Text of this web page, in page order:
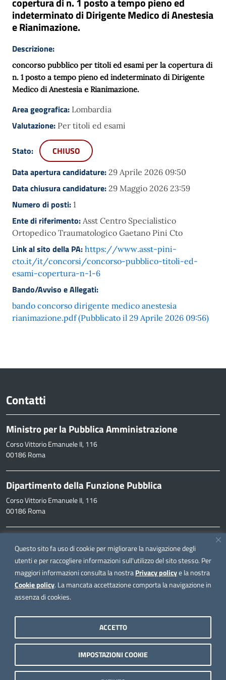
Questo sito fa uso di cookie per migliorare la navigazione degli
utenti e per raccogliere informazioni sull'utilizzo del sito stesso. Per
maggiori informazioni consulta la nostraPrivacy policye la nostra
Cookie policy. La mancata accettazione comporta la navigazione in
assenza di cookies.
IMPOSTAZIONI COOKIE
ACCETTO
indeterminato di Dirigente Medico di Anestesia
e Rianimazione.
Descrizione:
concorso pubblico per titoli ed esami per la copertura di
n. 1 posto a tempo pieno ed indeterminato di Dirigente
Medico di Anestesia e Rianimazione.
Area geografica: Lombardia
Valutazione: Per titoli ed esami
Stato:
CHIUSO
Data apertura candidature: 29 Aprile 2026 09:50
Data chiusura candidature: 29 Maggio 2026 23:59
Numero di posti: 1
Ente di riferimento: Asst Centro Specialistico
Ortopedico Traumatologico Gaetano Pini Cto
Link al sito della PA: https://www.asst-pini-
cto.it/it/concorsi/concorso-pubblico-titoli-ed-
esami-copertura-n-1-6
Bando/Avviso e Allegati:
bando concorso dirigente medico anestesia
rianimazione.pdf (Pubblicato il 29 Aprile 2026 09:56)
Contatti
Ministro per la Pubblica Amministrazione
Corso Vittorio Emanuele II, 116
00186 Roma
Dipartimento della Funzione Pubblica
Corso Vittorio Emanuele II, 116
00186 Roma
inpa@funzionepubblica.it
FAQ
FAQ – Domande e risposte
Seguici su
Note legali